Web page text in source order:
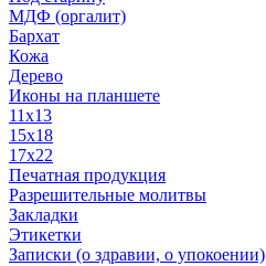
МДФ (оргалит)
Бархат
Кожа
Дерево
Иконы на планшете
11х13
15х18
17х22
Печатная продукция
Разрешительные молитвы
Закладки
Этикетки
Записки (о здравии, о упокоении)